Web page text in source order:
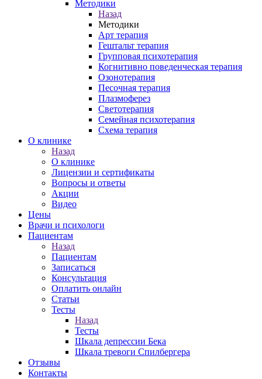
Методики
Назад
Методики
Арт терапия
Гештальт терапия
Групповая психотерапия
Когнитивно поведенческая терапия
Озонотерапия
Песочная терапия
Плазмоферез
Светотерапия
Семейная психотерапия
Схема терапия
О клинике
Назад
О клинике
Лицензии и сертификаты
Вопросы и ответы
Акции
Видео
Цены
Врачи и психологи
Пациентам
Назад
Пациентам
Записаться
Консультация
Оплатить онлайн
Статьи
Тесты
Назад
Тесты
Шкала депрессии Бека
Шкала тревоги Спилбергера
Отзывы
Контакты